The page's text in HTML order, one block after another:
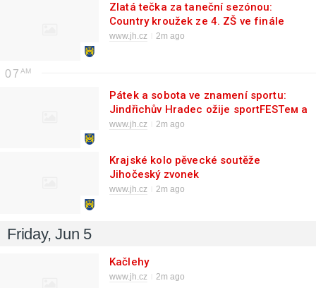
Zlatá tečka za taneční sezónou:
Country kroužek ze 4. ZŠ ve finále
soutěže Česko se hýbe
www.jh.cz 2m ago
07
Pátek a sobota ve znamení sportu:
Jindřichův Hradec ožije sportFESTем a
půlmaratonem
www.jh.cz 2m ago
Krajské kolo pěvecké soutěže
Jihočeský zvonek
www.jh.cz 2m ago
Friday, Jun 5
Kačlehy
www.jh.cz 2m ago